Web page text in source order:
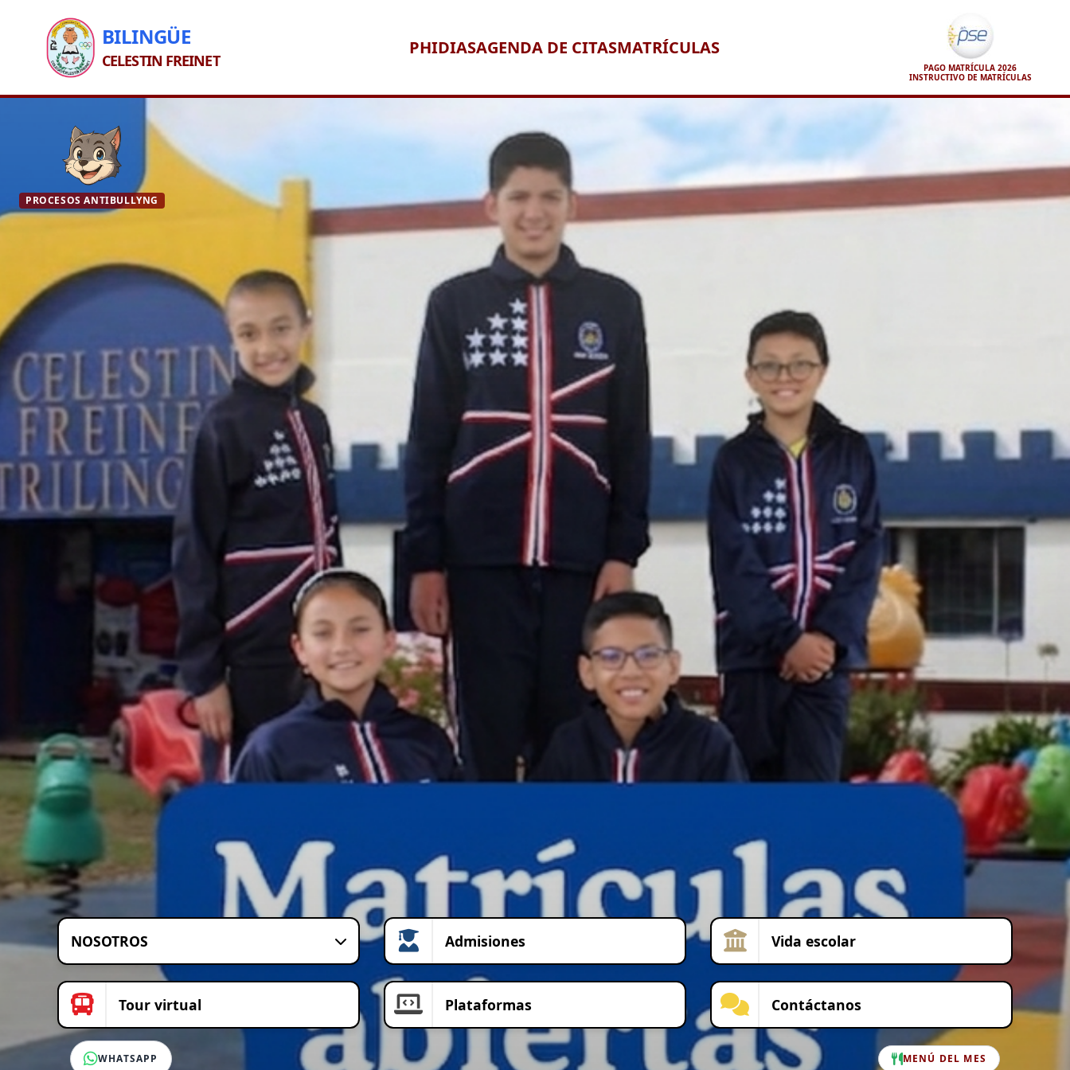
BILINGÜE
CELESTIN FREINET
PHIDIASAGENDA DE CITASMATRÍCULAS
PAGO MATRÍCULA 2026
INSTRUCTIVO DE MATRÍCULAS
PROCESOS ANTIBULLYNG
NOSOTROS Admisiones Vida escolar
Tour virtual Plataformas Contáctanos
WHATSAPP MENÚ DEL MES